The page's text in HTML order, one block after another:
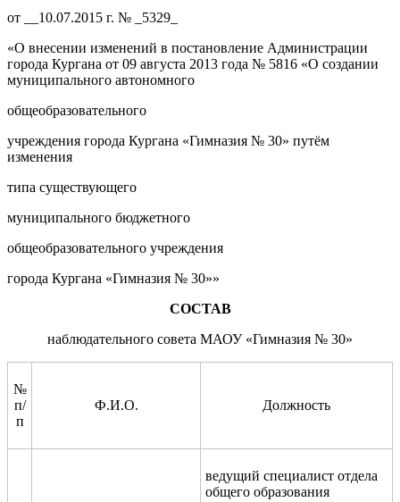
от __10.07.2015 г. № _5329_
«О внесении изменений в постановление Администрации
города Кургана от 09 августа 2013 года № 5816 «О создании
муниципального автономного
общеобразовательного
учреждения города Кургана «Гимназия № 30» путём
изменения
типа существующего
муниципального бюджетного
общеобразовательного учреждения
города Кургана «Гимназия № 30»»
СОСТАВ
наблюдательного совета МАОУ «Гимназия № 30»
№
п/
п
Ф.И.О. Должность
ведущий специалист отдела
общего образования